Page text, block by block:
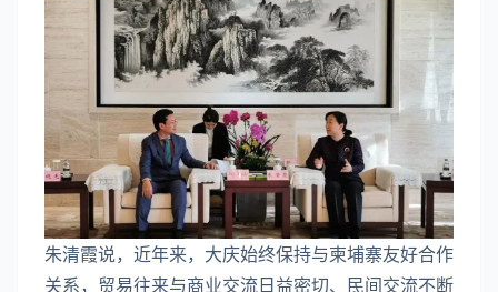
朱清霞说，近年来，大庆始终保持与柬埔寨友好合作
关系，贸易往来与商业交流日益密切、民间交流不断